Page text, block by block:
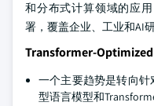
和分布式计算领域的应
署，覆盖企业、工业和AI
Transformer-
一个主要趋势是转向
型语言模型和